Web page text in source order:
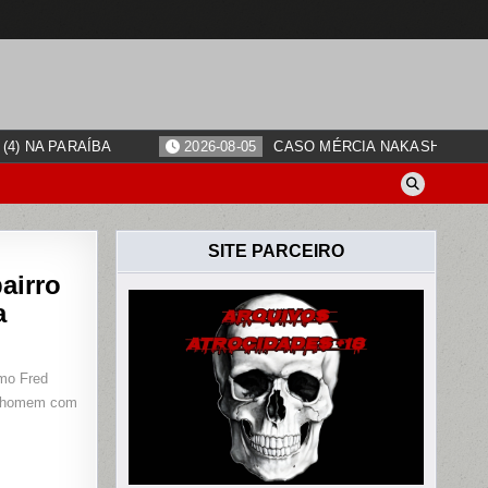
NA PARAÍBA 2026-08-05 CASO MÉRCIA NAKASHIMA:
Fred
com
SITE PARCEIRO